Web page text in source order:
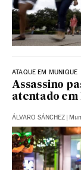
ATAQUE EM MUNIQUE
Assassino
atentado em
ÁLVARO SÁNCHEZ